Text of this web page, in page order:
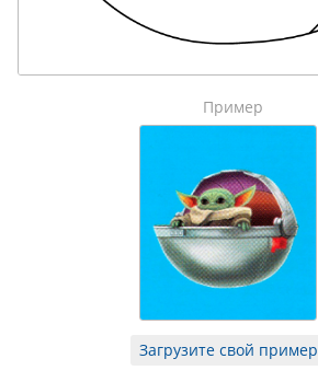
Пример
Загрузите свой пример